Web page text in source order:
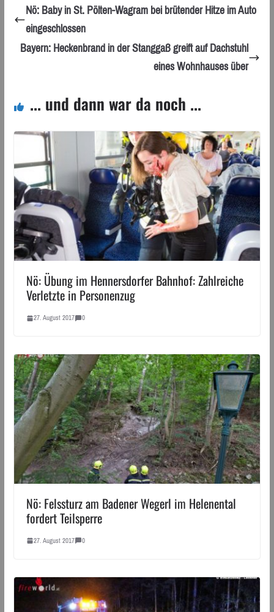
Nö: Baby in St. Pölten-Wagram bei brütender Hitze im Auto
eingeschlossen
Bayern: Heckenbrand in der Stanggaß greift auf Dachstuhl
eines Wohnhauses über
... und dann war da noch ...
Nö: Übung im Hennersdorfer Bahnhof: Zahlreiche
Verletzte in Personenzug
27. August 2017 0
Nö: Felssturz am Badener Wegerl im Helenental
fordert Teilsperre
27. August 2017 0